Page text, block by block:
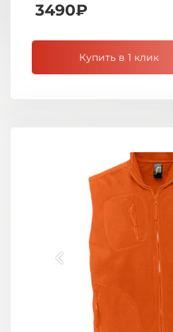
3490₽
Купить в 1 клик